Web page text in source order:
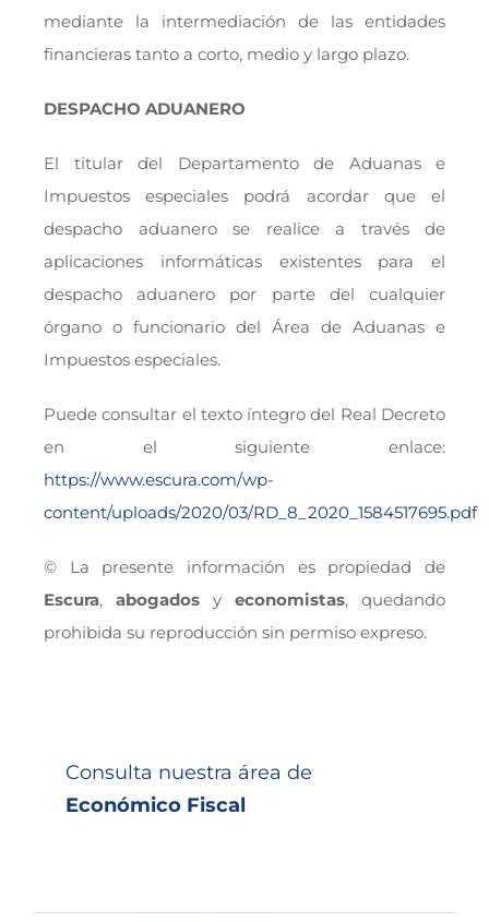
mediante la intermediación de las entidades
financieras tanto a corto, medio y largo plazo.
DESPACHO ADUANERO
El titular del Departamento de Aduanas e
Impuestos especiales podrá acordar que el
despacho aduanero se realice a través de
aplicaciones informáticas existentes para el
despacho aduanero por parte del cualquier
órgano o funcionario del Área de Aduanas e
Impuestos especiales.
Puede consultar el texto íntegro del Real Decreto
en el siguiente enlace:
https://www.escura.com/wp-
content/uploads/2020/03/RD_8_2020_1584517695.pdf
© La presente información es propiedad de
Escura, abogados y economistas, quedando
prohibida su reproducción sin permiso expreso.
Consulta nuestra área de
Económico Fiscal